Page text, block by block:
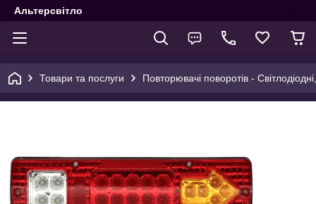
Альтерсвітло
Товари та послуги Повторювачі поворотів -